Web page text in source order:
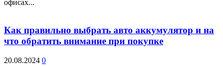
офисах...
Как правильно выбрать авто аккумулятор и на
что обратить внимание при покупке
20.08.2024 0